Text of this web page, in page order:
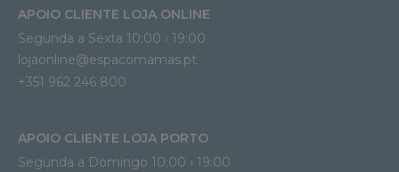
APOIO CLIENTE LOJA ONLINE
Segunda a Sexta 10:00 › 19:00
lojaonline@espacomamas.pt
+351 962 246 800
APOIO CLIENTE LOJA PORTO
Segunda a Domingo 10:00 › 19:00